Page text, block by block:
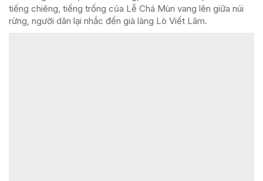
tiếng chiêng, tiếng trống của Lễ Chá Mùn vang lên giữa núi
rừng, người dân lại nhắc đến già làng Lò Viết Lâm.